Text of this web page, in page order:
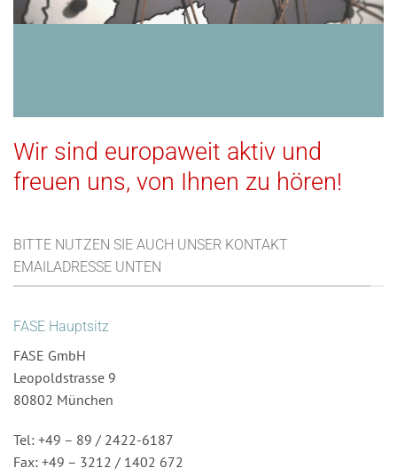
Wir sind europaweit aktiv und
freuen uns, von Ihnen zu hören!
BITTE NUTZEN SIE AUCH UNSER KONTAKT
EMAILADRESSE UNTEN
FASE Hauptsitz
FASE GmbH
Leopoldstrasse 9
80802 München
Tel: +49 – 89 / 2422-6187
Fax: +49 – 3212 / 1402 672